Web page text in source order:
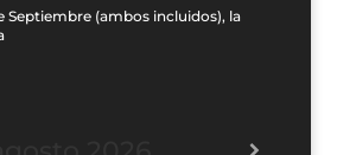
Septiembre (ambos incluidos), la